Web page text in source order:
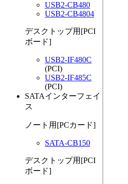
USB2-CB480
USB2-CB4804
デスクトップ用[PCI
ボード]
USB2-IF480C
(PCI)
USB2-IF485C
(PCI)
SATAインターフェイ
ス
ノート用[PCカード]
SATA-CB150
デスクトップ用[PCI
ボード]